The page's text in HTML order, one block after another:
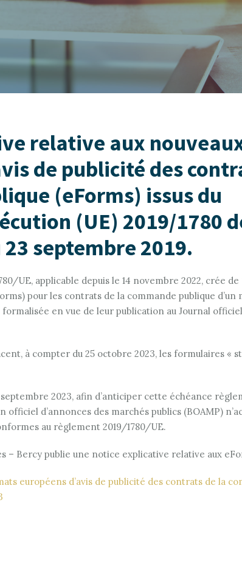
relative aux
de publicité des
(eForms) issus du
(UE) 2019/1780
septembre 2019.
UE, applicable depuis le 14 novembre 2022, crée de
pour les contrats de la commande publique d’un
en vue de leur publication au Journal
à compter du 25 octobre 2023, les formulaires «
2023, afin d’anticiper cette échéance
officiel d’annonces des marchés publics (BOAMP)
au règlement 2019/1780/UE.
– Bercy publie une notice explicative relative aux
européens d’avis de publicité des contrats de la